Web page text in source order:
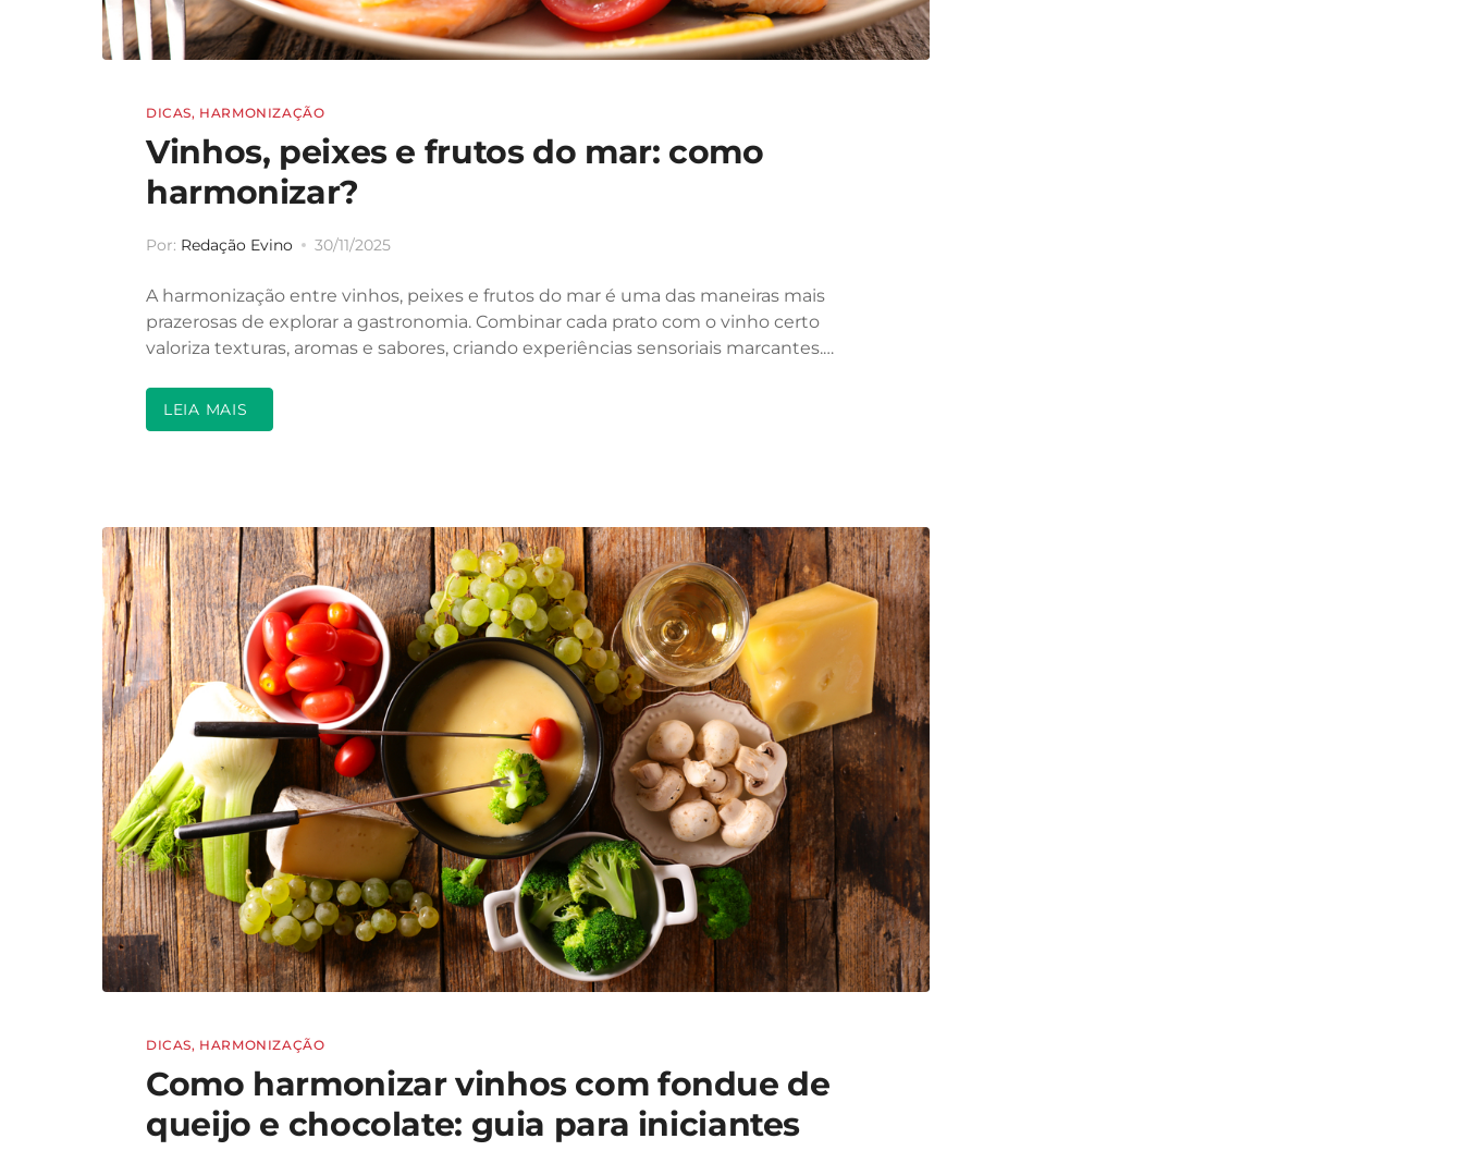
DICAS, HARMONIZAÇÃO
Vinhos, peixes e frutos do mar: como
harmonizar?
Por: Redação Evino 30/11/2025
A harmonização entre vinhos, peixes e frutos do mar é uma das maneiras mais
prazerosas de explorar a gastronomia. Combinar cada prato com o vinho certo
valoriza texturas, aromas e sabores, criando experiências sensoriais marcantes.…
LEIA MAIS
DICAS, HARMONIZAÇÃO
Como harmonizar vinhos com fondue de
queijo e chocolate: guia para iniciantes